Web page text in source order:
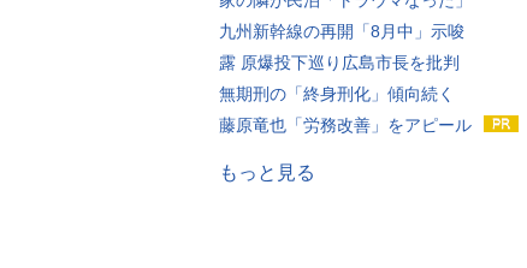
九州新幹線の再開「8月中」示唆
露 原爆投下巡り広島市長を批判
無期刑の「終身刑化」傾向続く
藤原竜也「労務改善」をアピール
もっと見る